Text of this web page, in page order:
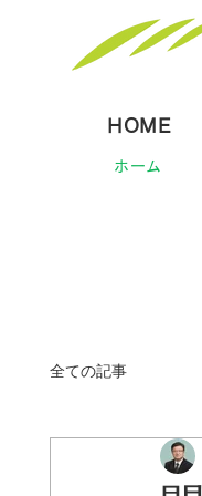
HOME
ホーム
全ての記事